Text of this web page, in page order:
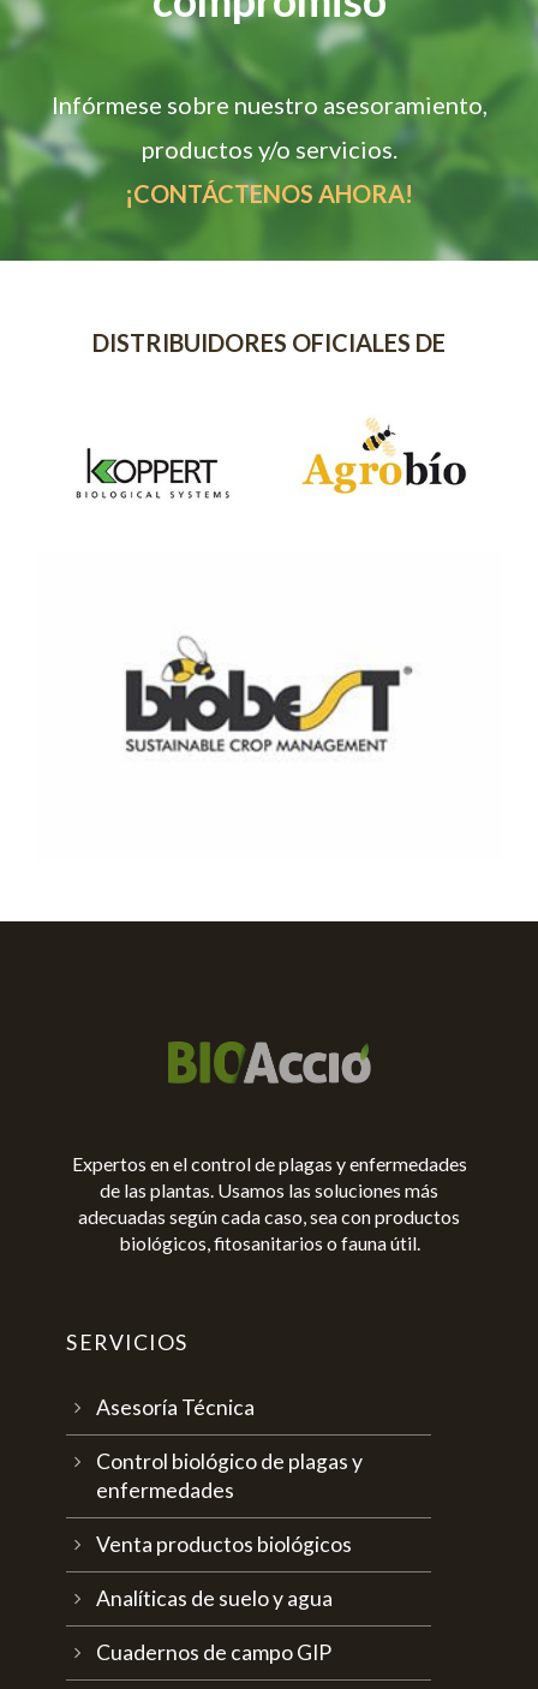
Infórmese sobre nuestro asesoramiento,
productos y/o servicios.
¡CONTÁCTENOS AHORA!
DISTRIBUIDORES OFICIALES DE
Expertos en el control de plagas y enfermedades
de las plantas. Usamos las soluciones más
adecuadas según cada caso, sea con productos
biológicos, fitosanitarios o fauna útil.
SERVICIOS
Asesoría Técnica
Control biológico de plagas y
enfermedades
Venta productos biológicos
Analíticas de suelo y agua
Cuadernos de campo GIP